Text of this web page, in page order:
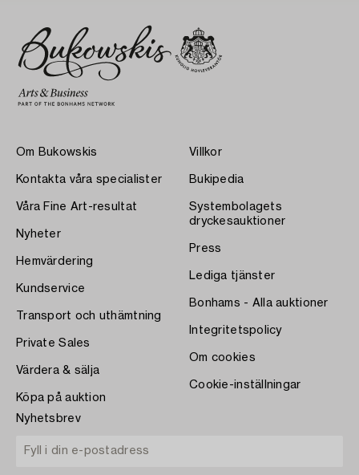
Om Bukowskis
Kontakta våra specialister
Våra Fine Art-resultat
Nyheter
Hemvärdering
Kundservice
Transport och uthämtning
Private Sales
Värdera & sälja
Köpa på auktion
Villkor
Bukipedia
Systembolagets
dryckesauktioner
Press
Lediga tjänster
Bonhams - Alla auktioner
Integritetspolicy
Om cookies
Cookie-inställningar
Nyhetsbrev